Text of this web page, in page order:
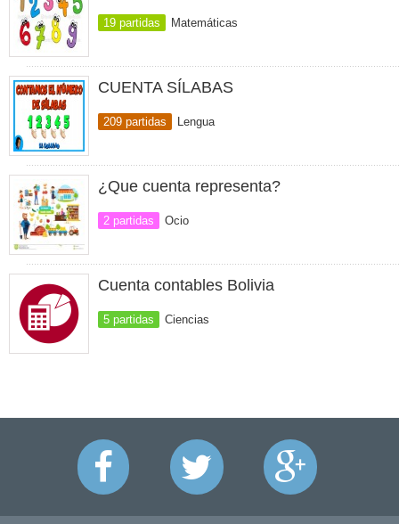
19 partidas Matemáticas
CUENTA SÍLABAS
209 partidas Lengua
¿Que cuenta representa?
2 partidas Ocio
Cuenta contables Bolivia
5 partidas Ciencias